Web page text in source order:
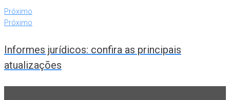
Próximo
Próximo
Informes jurídicos: confira as principais
atualizações